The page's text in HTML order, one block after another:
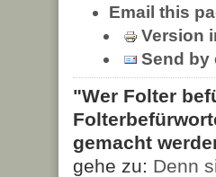
Email this
Version
Send by
"Wer Folter
gemacht
gehe zu: Denn